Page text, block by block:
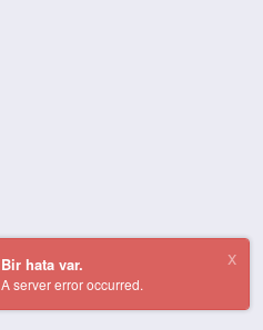
Bir hata var.
A server error occurred.